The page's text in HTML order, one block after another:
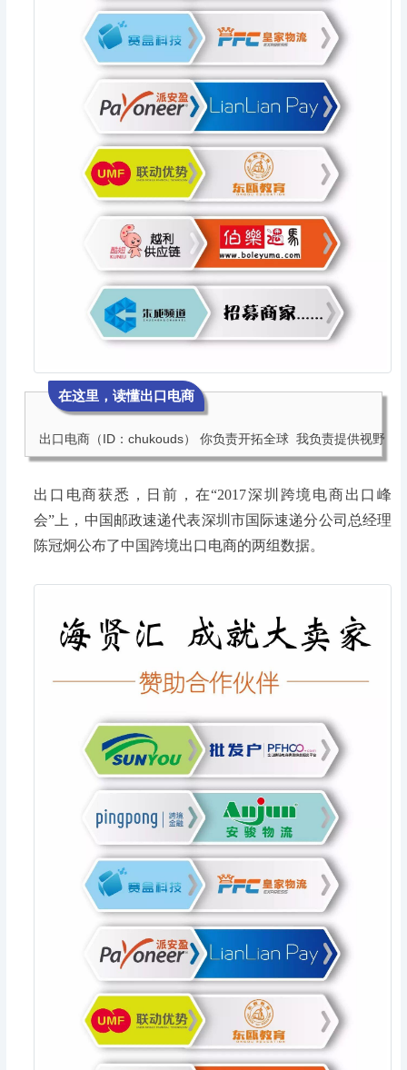
在这里，读懂出口电商
出口电商（ID：chukouds） 你负责开拓全球  我负责提供视野
出口电商获悉，日前，在“2017深圳跨境电商出口峰
会”上，中国邮政速递代表深圳市国际速递分公司总经理
陈冠炯公布了中国跨境出口电商的两组数据。